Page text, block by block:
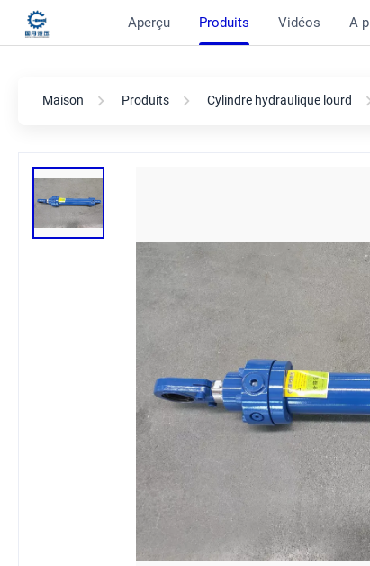
Aperçu Produits Vidéos A
Maison Produits Cylindre hydraulique lourd